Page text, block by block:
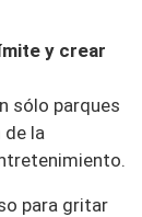
y crear
sólo parques
la
para gritar